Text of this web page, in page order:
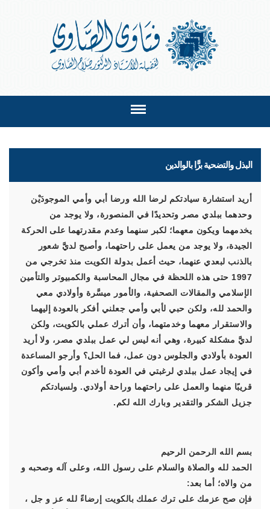
البذل والتضحية برًّا بالوالدين
أريد استشارة سيادتكم لرضا الله ورضا أبي وأمي الموجودَيْن
وحدهما ببلدي مصر وتحديدًا في المنصورة، ولا يوجد من
يخدمهما ويكون معهما؛ لكبر سنهما وعدم مقدرتهما على الحركة
الجيدة، ولا يوجد من يعمل على راحتهما، وأصبح لديَّ شعور
بالذنب لبعدي عنهما، حيث أعمل بدولة الكويت منذ تخرجي من
1997 حتى هذه اللحظة في مجال المحاسبة والكمبيوتر والتأمين
الإسلامي والمقالات الصحفية، والأمور ميسَّرة وأولادي معي
والحمد لله، ولكن حبي لأبي وأمي جعلني أفكر بالعودة إليهما
والاستقرار معهما وخدمتهما، وأن أترك عملي بالكويت، ولكن
لديَّ مشكلة كبيرة، وهي أنه ليس لي عمل ببلدي مصر، ولا أريد
العودة بأولادي والجلوس دون عمل، فما الحل؟ وأرجو المساعدة
في إيجاد عمل ببلدي لرغبتي في العودة لأخدم أبي وأمي وأكون
قريبًا منهما والعمل على راحتهما وراحة أولادي. ولسيادتكم
جزيل الشكر والتقدير وبارك الله لكم.
بسم الله الرحمن الرحيم
الحمد لله والصلاة والسلام على رسول الله، وعلى آله وصحبه و
من والاه؛ أما بعد:
فإن صح عزمك على ترك عملك بالكويت إرضاءً لله عز و جل ،